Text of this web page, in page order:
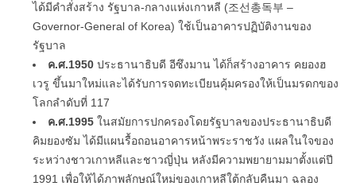
ได้มีคำสั่งสร้าง รัฐบาล-กลางแห่งเกาหลี (조선총독부 –
Governor-General of Korea) ใช้เป็นอาคารปฏิบัติงานของ
รัฐบาล
ค.ศ.1950 ประธานาธิบดี อีซึงมาน ได้ก็สร้างอาคาร คยองฮ
เวรู ขึ้นมาใหม่และได้รับการจดทะเบียนคุ้มครองให้เป็นมรดกของ
โลกลำดับที่ 117
ค.ศ.1995 ในสมัยการปกครองโดยรัฐบาลของประธานาธิบดี
คิมยองซัม ได้มีแผนรื้อถอนอาคารหน้าพระราชวัง แผลในใจของ
ระหว่างชาวเกาหลีและชาวญี่ปุ่น หลังมีความพยายามมาตั้งแต่ปี
1991 เพื่อให้ได้ภาพลักษณ์ใหม่ของเกาหลีใต้กลับคืนมา ฉลอง